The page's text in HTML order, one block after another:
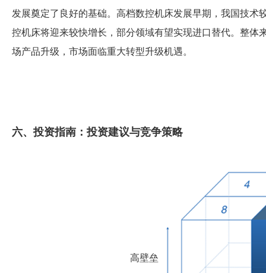
发展奠定了良好的基础。高档数控机床发展早期，我国技
控机床将迎来较快增长，部分领域有望实现进口替代。整
场产品升级，市场面临重大转型升级机遇。
六、投资指南：投资建议与竞争策略
高壁垒